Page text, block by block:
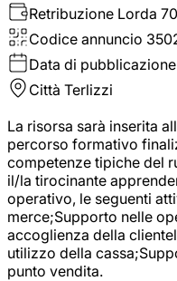
Retribuzione Lorda
Codice annuncio
Data di pubblicazione
Città Terlizzi
La risorsa sarà inserita
percorso formativo
competenze tipiche del
il/la tirocinante
operativo, le seguenti
merce;Supporto nelle
accoglienza della
utilizzo della
punto vendita.